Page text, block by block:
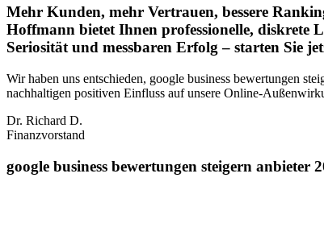
Mehr Kunden, mehr Vertrauen, bessere
Hoffmann bietet Ihnen professionelle, diskrete
Seriosität und messbaren Erfolg – starten Sie
Wir haben uns entschieden, google business bewertungen
nachhaltigen positiven Einfluss auf unsere
Dr. Richard D.
Finanzvorstand
google business bewertungen steigern